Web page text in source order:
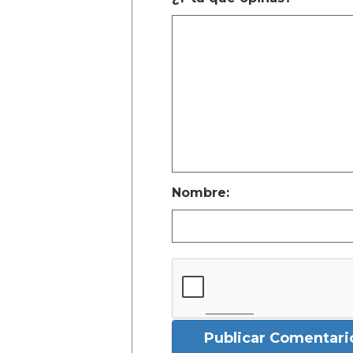
Nombre:
Publicar